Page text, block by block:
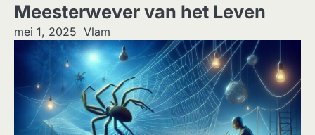
Meesterwever van het Leven
mei 1, 2025 Vlam